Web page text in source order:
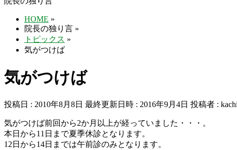
HOME »
院長の独り言 »
トピックス »
気がつけば
気がつけば
投稿日 : 2010年8月8日 最終更新日時 : 2016年9月4日 投稿者 :
気がつけば前回から2か月以上が経っていました・・・。
本日から11日まで夏季休診となります。
12日から14日までは午前診のみとなります。